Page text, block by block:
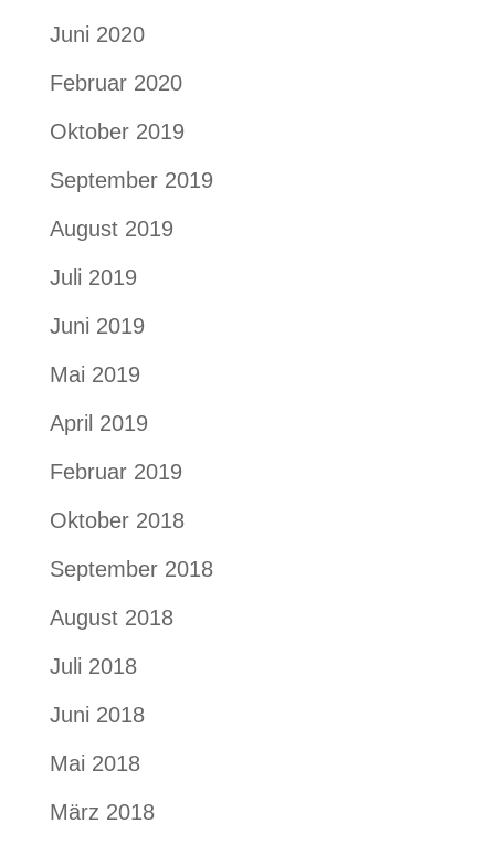
Juni 2020
Februar 2020
Oktober 2019
September 2019
August 2019
Juli 2019
Juni 2019
Mai 2019
April 2019
Februar 2019
Oktober 2018
September 2018
August 2018
Juli 2018
Juni 2018
Mai 2018
März 2018